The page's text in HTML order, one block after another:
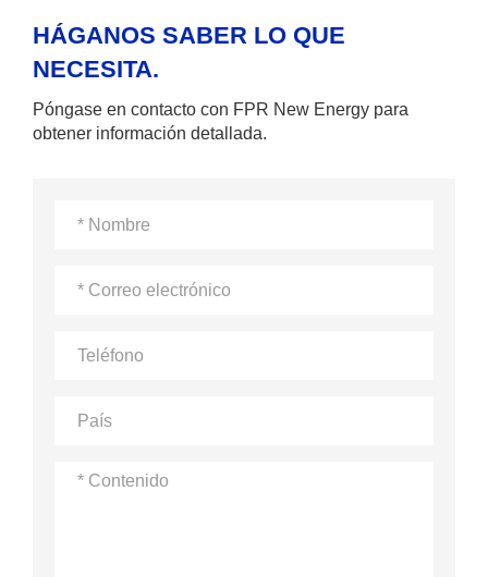
HÁGANOS SABER LO QUE
NECESITA.
Póngase en contacto con FPR New Energy para
obtener información detallada.